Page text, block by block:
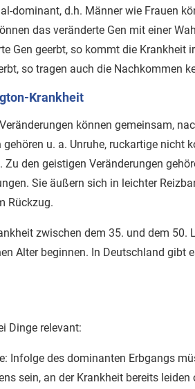
dominant, d.h. Männer wie Frauen
das veränderte Gen mit einer
Gen geerbt, so kommt die Krankheit
so tragen auch die Nachkommen
Krankheit
können gemeinsam,
u. a. Unruhe, ruckartige nicht
Zu den geistigen Veränderungen
Sie äußern sich in leichter
Rückzug.
zwischen dem 35. und dem
Alter beginnen. In Deutschland gibt
Dinge relevant:
Infolge des dominanten Erbgangs
sein, an der Krankheit bereits